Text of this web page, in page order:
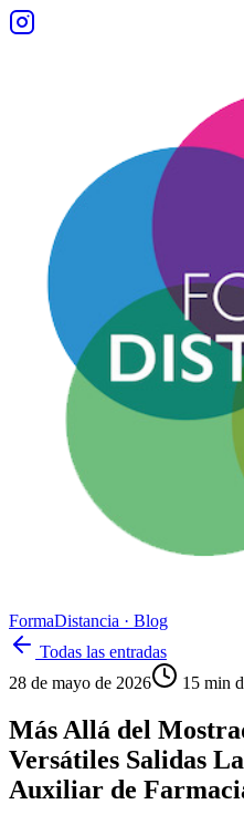
FormaDistancia · Blog
Todas las entradas
28 de mayo de 2026
15 min
Más Allá del
Versátiles Salidas
Auxiliar de